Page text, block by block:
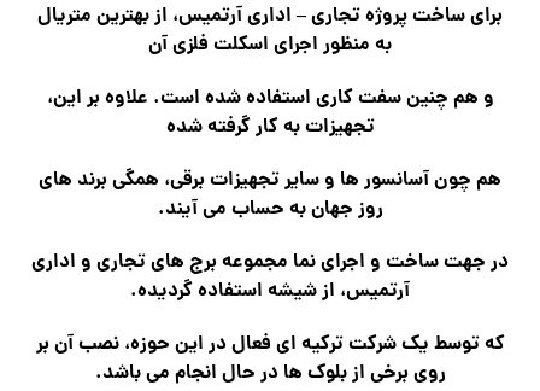
برای ساخت پروژه تجاری – اداری آرتمیس، از بهترین متریال
به منظور اجرای اسکلت فلزی آن
و هم چنین سفت کاری استفاده شده است. علاوه بر این،
تجهیزات به کار گرفته شده
هم چون آسانسور ها و سایر تجهیزات برقی، همگی برند های
روز جهان به حساب می آیند.
در جهت ساخت و اجرای نما مجموعه برج های تجاری و اداری
آرتمیس، از شیشه استفاده گردیده.
که توسط یک شرکت ترکیه ای فعال در این حوزه، نصب آن بر
روی برخی از بلوک ها در حال انجام می باشد.